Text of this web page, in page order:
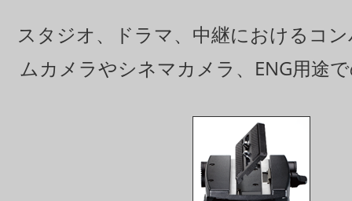
スタジオ、ドラマ、中継におけるコ
ムカメラやシネマカメラ、ENG用途